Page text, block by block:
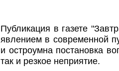
Публикация в газете
явлением в современной
и остроумна постановка
так и резкое неприятие.